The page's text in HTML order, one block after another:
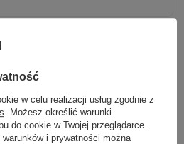
wszystko
w celu realizacji usług zgodnie z
. Możesz określić warunki
do cookie w Twojej przeglądarce.
i prywatności można